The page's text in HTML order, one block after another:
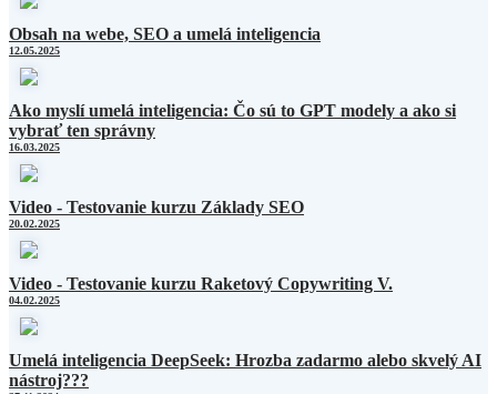
Obsah na webe, SEO a umelá inteligencia
12.05.2025
Ako myslí umelá inteligencia: Čo sú to GPT modely a ako si
vybrať ten správny
16.03.2025
Video - Testovanie kurzu Základy SEO
20.02.2025
Video - Testovanie kurzu Raketový Copywriting V.
04.02.2025
Umelá inteligencia DeepSeek: Hrozba zadarmo alebo skvelý AI
nástroj???